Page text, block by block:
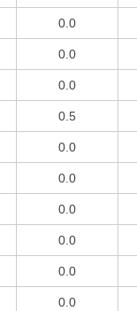
0.0
0.0
0.0
0.5
0.0
0.0
0.0
0.0
0.0
0.0